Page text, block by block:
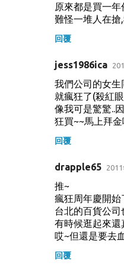
原來都是買一年
難怪一堆人在搶
回覆
jess1986ica
我們公司的女
就瘋狂了(殺紅
像我可是驚驚..
狂買~~馬上拜金
回覆
drapple65
推~
瘋狂周年慶開始
台北的百貨公司
有時候逛起來還
哎~但還是要去
回覆